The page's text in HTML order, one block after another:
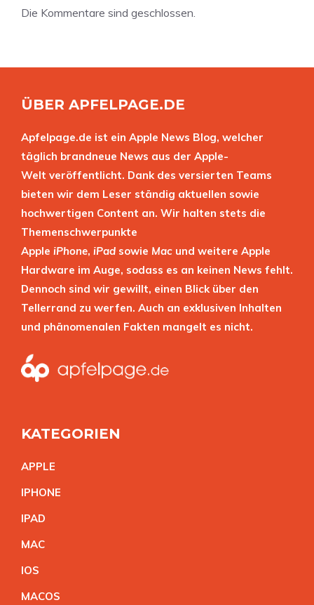
Die Kommentare sind geschlossen.
ÜBER APFELPAGE.DE
Apfelpage.de ist ein Apple News Blog, welcher
täglich brandneue News aus der Apple-
Welt veröffentlicht. Dank des versierten Teams
bieten wir dem Leser ständig aktuellen sowie
hochwertigen Content an. Wir halten stets die
Themenschwerpunkte
Apple iPhone, iPad sowie Mac und weitere Apple
Hardware im Auge, sodass es an keinen News fehlt.
Dennoch sind wir gewillt, einen Blick über den
Tellerrand zu werfen. Auch an exklusiven Inhalten
und phänomenalen Fakten mangelt es nicht.
KATEGORIEN
APPLE
IPHONE
IPAD
MAC
IOS
MACOS